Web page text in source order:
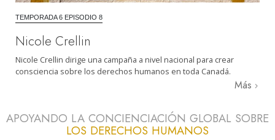
TEMPORADA 6 EPISODIO 8
Nicole Crellin
Nicole Crellin dirige una campaña a nivel nacional para crear
consciencia sobre los derechos humanos en toda Canadá.
Más
APOYANDO LA CONCIENCIACIÓN GLOBAL SOBRE
LOS DERECHOS HUMANOS